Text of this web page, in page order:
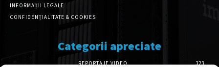
INFORMAȚII LEGALE
CONFIDENȚIALITATE & COOKIES
Categorii apreciate
REPORTAJE VIDEO 323